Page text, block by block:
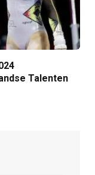
Talenten